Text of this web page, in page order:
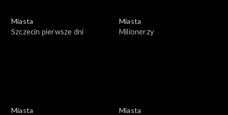
Miasta
Szczecin pierwsze dni
Miasta
Milionerzy
Miasta
Miasta